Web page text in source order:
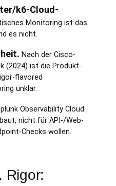
k6-Cloud-
Monitoring ist das
es nicht.
Nach der Cisco-
(2024) ist die Produkt-
flavored
unklar.
Observability Cloud
nicht für API-/Web-
Checks wollen.
Rigor: